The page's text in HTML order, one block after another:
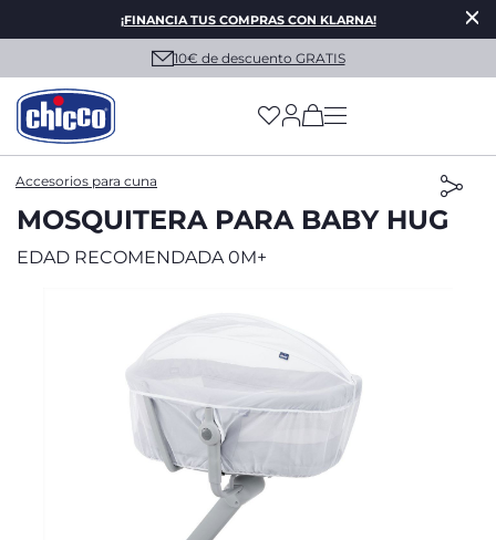
¡FINANCIA TUS COMPRAS CON KLARNA!
10€ de descuento GRATIS
(has more options
Accesorios para cuna
MOSQUITERA PARA BABY HUG
EDAD RECOMENDADA 0M+